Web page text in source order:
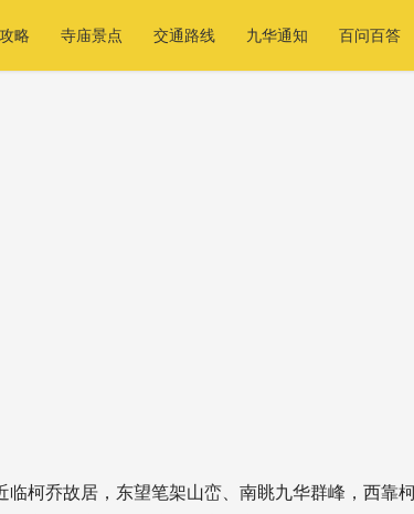
略 寺庙景点 交通路线 九华通知 百问百答
柯乔故居，东望笔架山峦、南眺九华群峰，西靠